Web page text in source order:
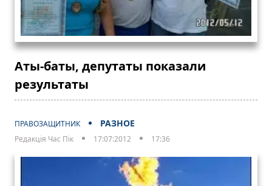
Аты-баты, депутаты показали
результаты
ПРАВОЗАЩИТНИК РАЗНОЕ
Редакція Час Пік 17:07:2012 17:36